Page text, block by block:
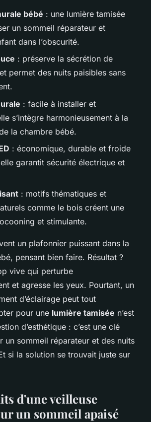
bébé : une lumière tamisée
un sommeil réparateur et
dans l’obscurité.
: préserve la sécrétion de
permet des nuits paisibles sans
: facile à installer et
s’intègre harmonieusement à la
la chambre bébé.
: économique, durable et froide
garantit sécurité électrique et
: motifs thématiques et
comme le bois créent une
et stimulante.
un plafonnier puissant dans la
pensant bien faire. Résultat ?
vive qui perturbe
et agresse les yeux. Pourtant, un
d’éclairage peut tout
pour une lumière tamisée n’est
d’esthétique : c’est une clé
un sommeil réparateur et des nuits
si la solution se trouvait juste sur
d'une veilleuse
un sommeil apaisé